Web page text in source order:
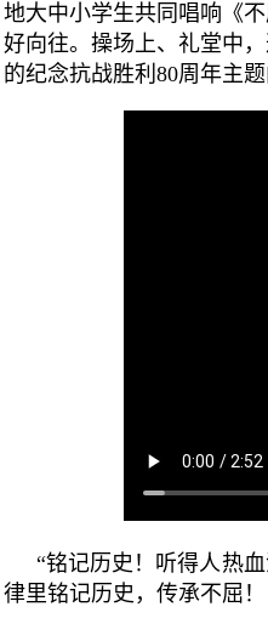
地大中小学生共同唱响《
好向往。操场上、礼堂中
的纪念抗战胜利80周年主
“铭记历史！听得人热
律里铭记历史，传承不屈！